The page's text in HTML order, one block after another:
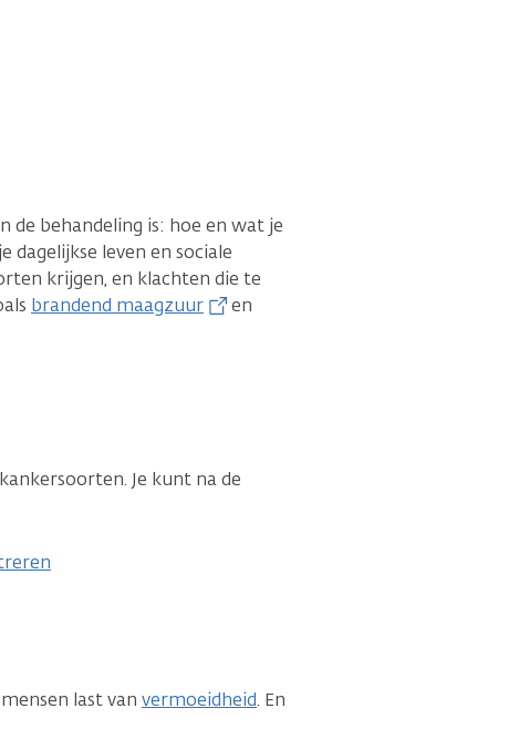
de behandeling is: hoe en wat je
leven en sociale
krijgen, en klachten die te
brandend maagzuur
en
Je kunt na de
last van vermoeidheid. En